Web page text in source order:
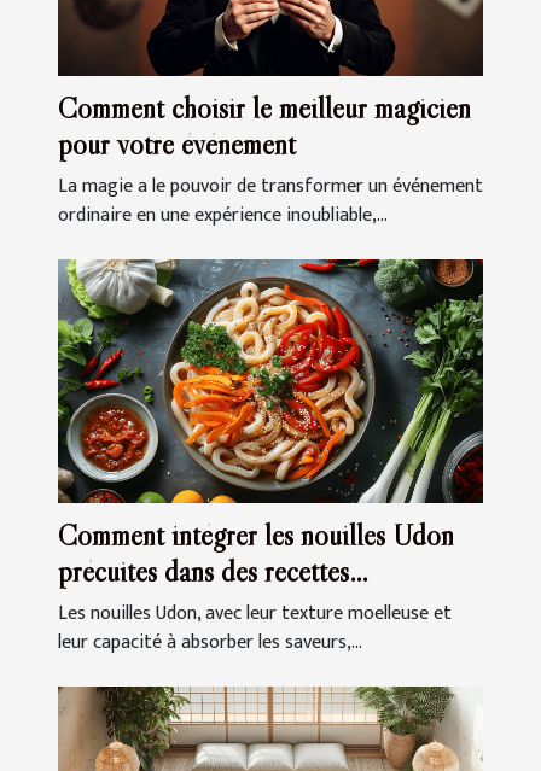
Comment choisir le meilleur magicien
pour votre événement
La magie a le pouvoir de transformer un événement
ordinaire en une expérience inoubliable,...
Comment intégrer les nouilles Udon
précuites dans des recettes
quotidiennes
Les nouilles Udon, avec leur texture moelleuse et
leur capacité à absorber les saveurs,...